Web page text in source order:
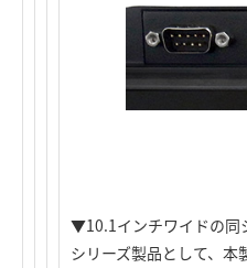
▼10.1インチワイドの同
シリーズ製品として、